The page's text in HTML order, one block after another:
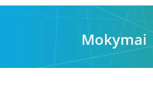
Mokymai